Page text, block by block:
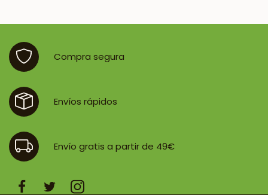
Compra segura
Envíos rápidos
Envío gratis a partir de 49€